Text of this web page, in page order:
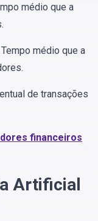
médio que a
Tempo médio que a
de transações
financeiros
Artificial